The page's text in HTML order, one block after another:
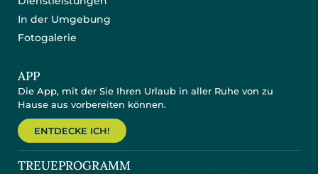
In der Umgebung
Fotogalerie
APP
Die App, mit der Sie Ihren Urlaub in aller Ruhe von zu
Hause aus vorbereiten können.
ENTDECKE ICH!
TREUEPROGRAMM